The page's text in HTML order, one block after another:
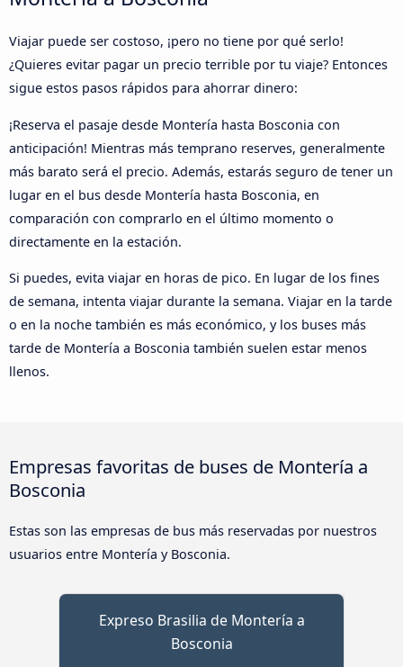
Viajar puede ser costoso, ¡pero no tiene por qué serlo!
¿Quieres evitar pagar un precio terrible por tu viaje? Entonces
sigue estos pasos rápidos para ahorrar dinero:
¡Reserva el pasaje desde Montería hasta Bosconia con
anticipación! Mientras más temprano reserves, generalmente
más barato será el precio. Además, estarás seguro de tener un
lugar en el bus desde Montería hasta Bosconia, en
comparación con comprarlo en el último momento o
directamente en la estación.
Si puedes, evita viajar en horas de pico. En lugar de los fines
de semana, intenta viajar durante la semana. Viajar en la tarde
o en la noche también es más económico, y los buses más
tarde de Montería a Bosconia también suelen estar menos
llenos.
Empresas favoritas de buses de Montería a
Bosconia
Estas son las empresas de bus más reservadas por nuestros
usuarios entre Montería y Bosconia.
Expreso Brasilia de Montería a
Bosconia